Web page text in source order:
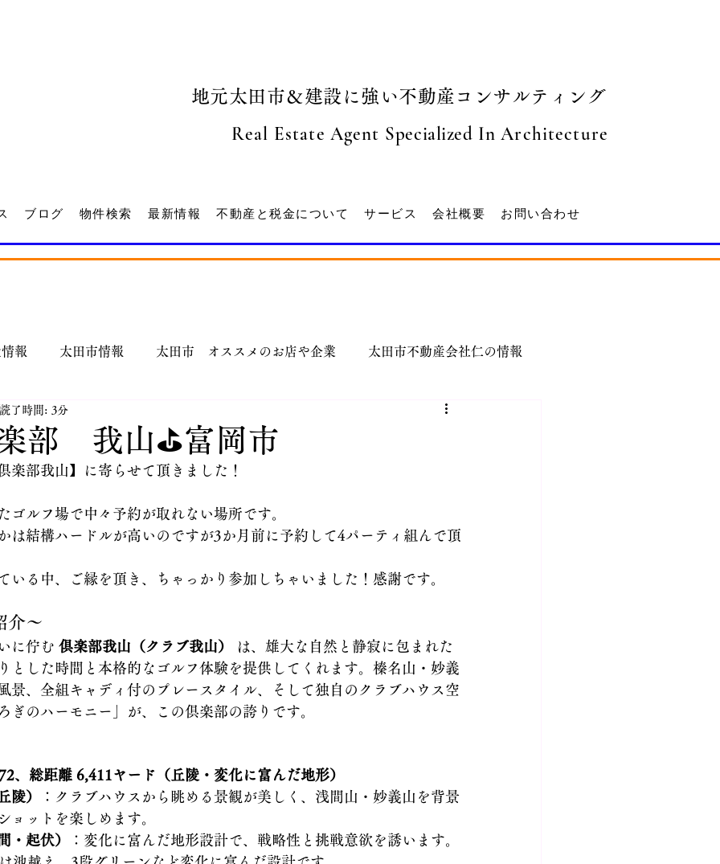
地元太田市＆建設に強い不動産コンサルティング
Real Estate Agent Specialized In Architecture
ブログ 物件検索 最新情報 不動産と税金について サービス 会社概要 お問い合わせ
報 太田市情報 太田市 オススメのお店や企業 太田市不動産会社仁の情報
太田市JINハウジングHP更新
市不動産業JINハウジングの社長の日々
のペット達 太田市 JIN オススメアイテム 太田市JINハウジング 建設部門
部 我山⛳富岡市
読了時間: 3分
楽部我山】に寄らせて頂きました！
ゴルフ場で中々予約が取れない場所です。
は結構ハードルが高いのですが3か月前に予約して4パーティ組んで頂
いる中、ご縁を頂き、ちゃっかり参加しちゃいました！感謝です。
介～
に佇む 倶楽部我山（クラブ我山）
は、雄大な自然と静寂に包まれた
とした時間と本格的なゴルフ体験を提供してくれます。榛名山・妙義
景、全組キャディ付のプレースタイル、そして独自のクラブハウス空
ぎのハーモニー」が、この倶楽部の誇りです。
、総距離 6,411ヤード（丘陵・変化に富んだ地形）
陵）
：クラブハウスから眺める景観が美しく、浅間山・妙義山を背景
ョットを楽しめます。
・起伏）
：変化に富んだ地形設計で、戦略性と挑戦意欲を誘います。